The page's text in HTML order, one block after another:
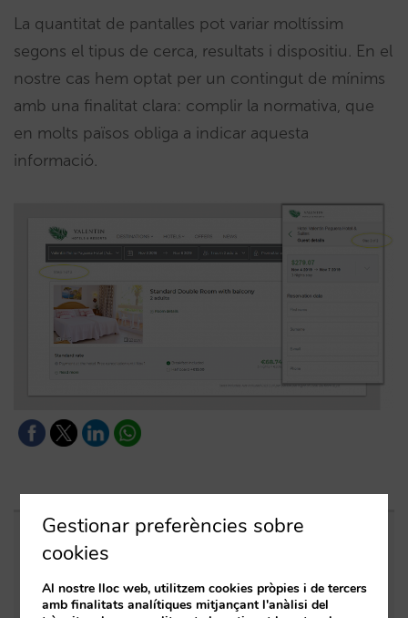
La quantitat de pantalles pot variar moltíssim
segons el tipus de cerca, resultats i dispositiu. En el
nostre cas hem optat per un contingut de mínims
amb una finalitat clara: complir la normativa, que
en molts països obliga a indicar aquesta
informació.
Entrades relacionades
Aquestes són les nostres novetats principals
Gestionar preferències sobre
cookies
Al nostre lloc web, utilitzem cookies pròpies i de tercers
amb finalitats analítiques mitjançant l'anàlisi del